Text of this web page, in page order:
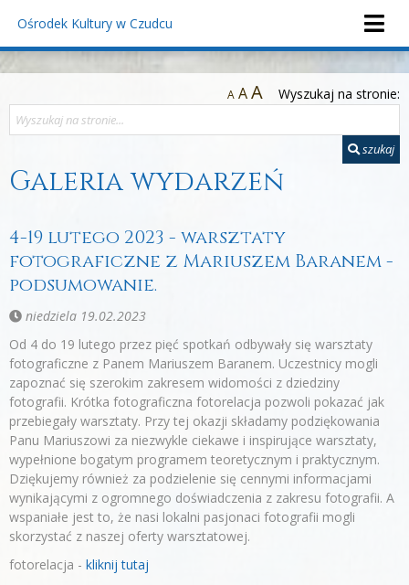
Ośrodek Kultury w Czudcu
A AA Wyszukaj na stronie:
szukaj
Galeria wydarzeń
4-19 lutego 2023 - warsztaty
fotograficzne z Mariuszem Baranem -
podsumowanie.
niedziela 19.02.2023
Od 4 do 19 lutego przez pięć spotkań odbywały się warsztaty
fotograficzne z Panem Mariuszem Baranem. Uczestnicy mogli
zapoznać się szerokim zakresem widomości z dziedziny
fotografii. Krótka fotograficzna fotorelacja pozwoli pokazać jak
przebiegały warsztaty. Przy tej okazji składamy podziękowania
Panu Mariuszowi za niezwykle ciekawe i inspirujące warsztaty,
wypełnione bogatym programem teoretycznym i praktycznym.
Dziękujemy również za podzielenie się cennymi informacjami
wynikającymi z ogromnego doświadczenia z zakresu fotografii. A
wspaniałe jest to, że nasi lokalni pasjonaci fotografii mogli
skorzystać z naszej oferty warsztatowej.
fotorelacja - kliknij tutaj